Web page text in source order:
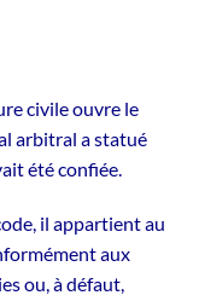
civile ouvre le
arbitral a statué
été confiée.
il appartient au
aux
ou, à défaut,